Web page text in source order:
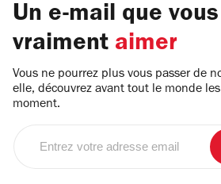
Un e-mail que
vraiment aimer
Vous ne pourrez plus vous passer de
elle, découvrez avant tout le monde
moment.